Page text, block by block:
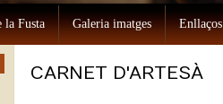
la Fusta Galeria imatges Enllaços
CARNET D'ARTESÀ